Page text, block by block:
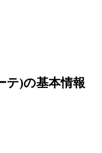
テ)の基本情報